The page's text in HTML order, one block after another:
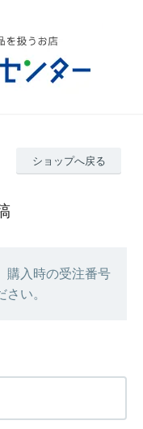
ショップへ戻る
購入時の受注番号
い。